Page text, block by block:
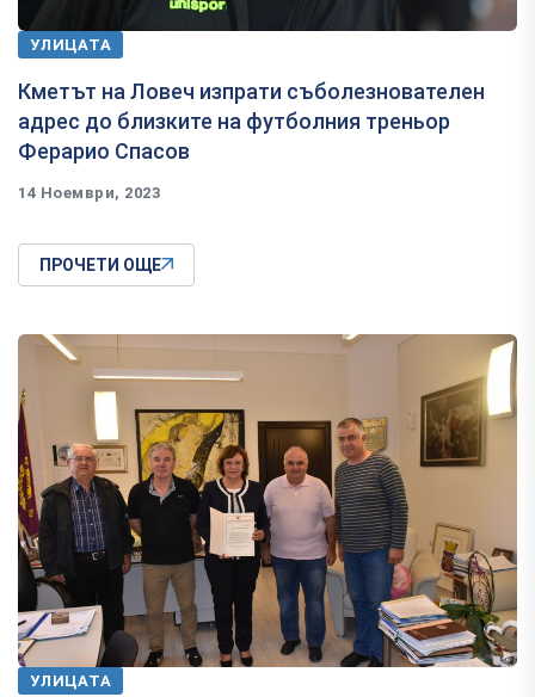
УЛИЦАТА
Кметът на Ловеч изпрати съболезнователен
адрес до близките на футболния треньор
Ферарио Спасов
14 Ноември, 2023
ПРОЧЕТИ ОЩЕ
УЛИЦАТА